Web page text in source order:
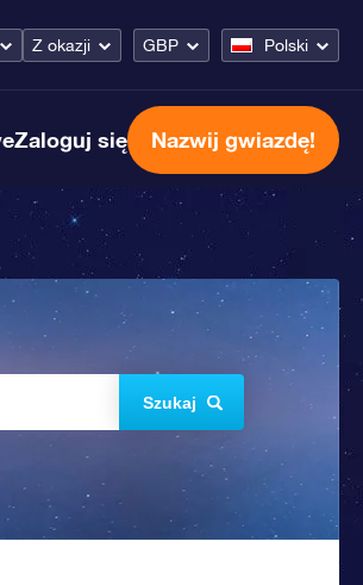
Z okazji GBP Polski
Zaloguj się Nazwij gwiazdę!
Szukaj